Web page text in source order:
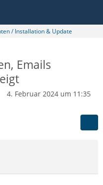
/ Installation & Update
Emails
4. Februar 2024 um 11:35